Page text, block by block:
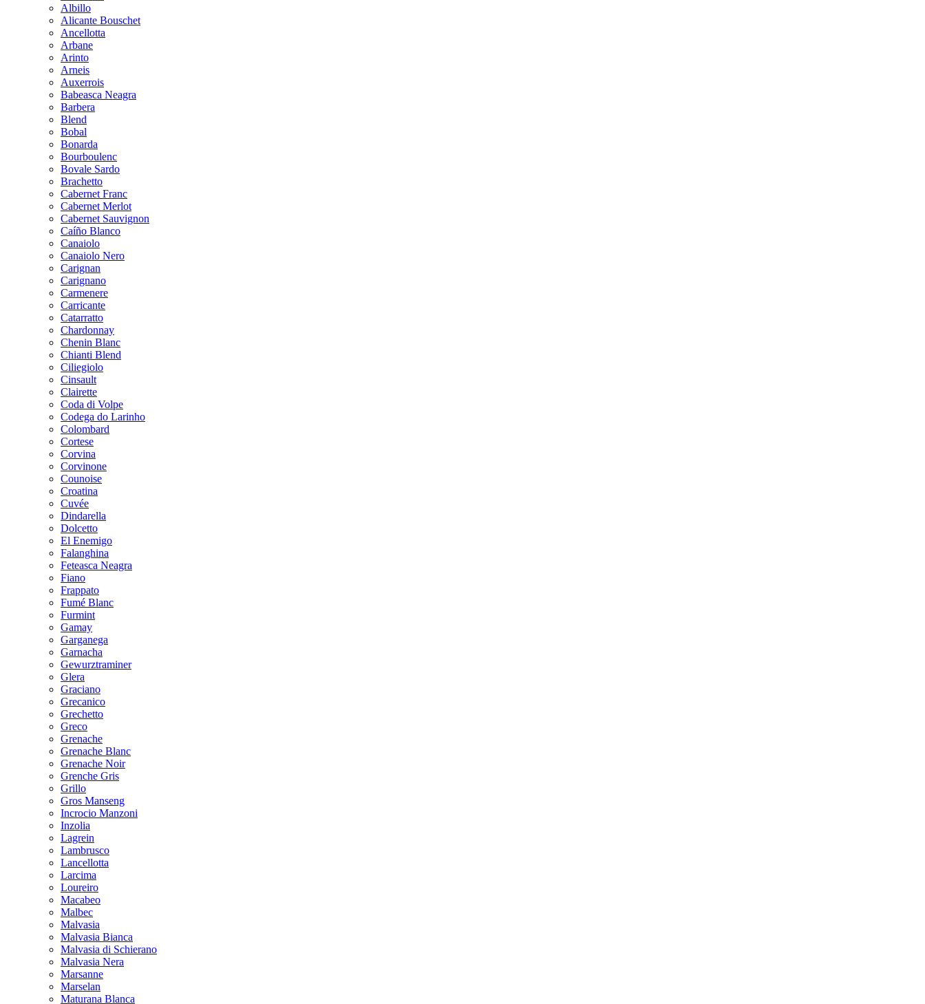
Albillo
Alicante Bouschet
Ancellotta
Arbane
Arinto
Arneis
Auxerrois
Babeasca Neagra
Barbera
Blend
Bobal
Bonarda
Bourboulenc
Bovale Sardo
Brachetto
Cabernet Franc
Cabernet Merlot
Cabernet Sauvignon
Caíño Blanco
Canaiolo
Canaiolo Nero
Carignan
Carignano
Carmenere
Carricante
Catarratto
Chardonnay
Chenin Blanc
Chianti Blend
Ciliegiolo
Cinsault
Clairette
Coda di Volpe
Codega do Larinho
Colombard
Cortese
Corvina
Corvinone
Counoise
Croatina
Cuvée
Dindarella
Dolcetto
El Enemigo
Falanghina
Feteasca Neagra
Fiano
Frappato
Fumé Blanc
Furmint
Gamay
Garganega
Garnacha
Gewurztraminer
Glera
Graciano
Grecanico
Grechetto
Greco
Grenache
Grenache Blanc
Grenache Noir
Grenche Gris
Grillo
Gros Manseng
Incrocio Manzoni
Inzolia
Lagrein
Lambrusco
Lancellotta
Larcima
Loureiro
Macabeo
Malbec
Malvasia
Malvasia Bianca
Malvasia di Schierano
Malvasia Nera
Marsanne
Marselan
Maturana Blanca